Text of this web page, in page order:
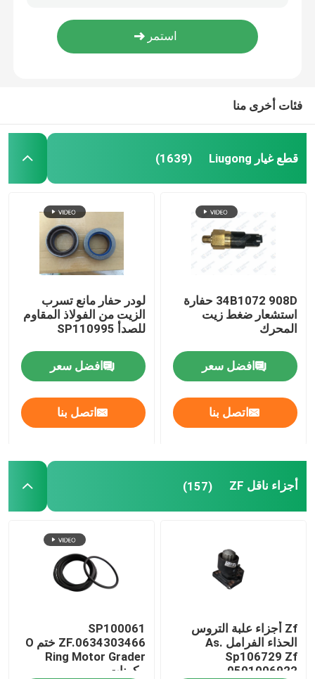
اطلب اقتباس
أجزاء المحرك الكمون
أجزاء أخرى من الأشرطة
قطع غيار XCMG
قطع غيار SDLG
فئات أخرى منا
قطع غيار Liugong (1639)
34B1072 908D حفارة
استشعار ضغط زيت
المحرك
افضل سعر
اتصل بنا
لودر حفار مانع تسرب
الزيت من الفولاذ المقاوم
للصدأ SP110995
افضل سعر
اتصل بنا
أجزاء ناقل ZF (157)
Zf أجزاء علبة التروس
الحذاء الفرامل As.
Sp106729 Zf
0501006922
SP100061
ZF.0634303466 ختم O
Ring Motor Grader
مكونات